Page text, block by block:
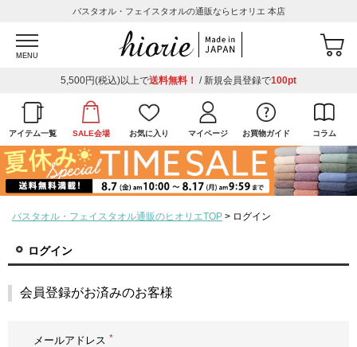
バスタオル・フェイスタオルの通販ならヒオリエ 本店
MENU
5,500円(税込)以上で送料無料！ / 新規会員登録で100pt
アイテム一覧 SALE会場 お気に入り マイページ お買物ガイド コラム
バスタオル・フェイスタオル通販のヒオリエTOP ログイン
ログイン
会員登録がお済みのお客様
メールアドレス